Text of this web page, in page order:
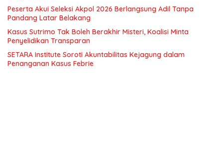
Peserta Akui Seleksi Akpol 2026 Berlangsung Adil Tanpa
Pandang Latar Belakang
Kasus Sutrimo Tak Boleh Berakhir Misteri, Koalisi Minta
Penyelidikan Transparan
SETARA Institute Soroti Akuntabilitas Kejagung dalam
Penanganan Kasus Febrie